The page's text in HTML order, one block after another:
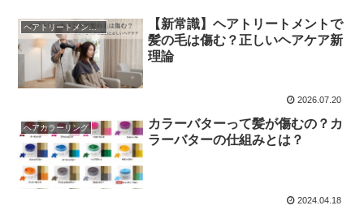
ヘアトリートメントの真実
【新常識】ヘアトリートメントで
髪の毛は傷む？正しいヘアケア新
理論
2026.07.20
ヘアカラーリング
カラーバターって髪が傷むの？カ
ラーバターの仕組みとは？
2024.04.18